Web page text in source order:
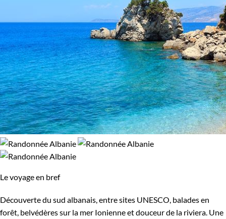
Le voyage en bref
Découverte du sud albanais, entre sites UNESCO, balades en
forêt, belvédères sur la mer Ionienne et douceur de la riviera. Une